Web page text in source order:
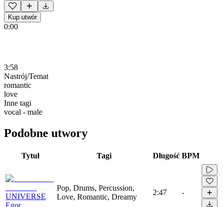
Kup utwór
0:00
3:58
Nastrój/Temat
romantic
love
Inne tagi
vocal - male
Podobne utwory
Tytuł Tagi Długość BPM
UNIVERSE
Egor
Pop, Drums, Percussion,
Love, Romantic, Dreamy
2:47 -